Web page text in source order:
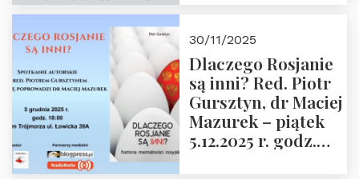
zwiedzanie
Muzeum Żołnierzy
Wyklętych i
Więźniów
Politycznych PRL o
godz. 16:00 – 19
30/11/2025
Dlaczego Rosjanie
są inni? Red. Piotr
Gursztyn, dr Maciej
Mazurek – piątek
5.12.2025 r. godz.